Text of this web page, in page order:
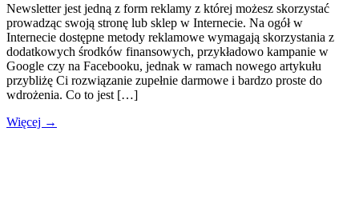
Newsletter jest jedną z form reklamy z której możesz skorzystać
prowadząc swoją stronę lub sklep w Internecie. Na ogół w
Internecie dostępne metody reklamowe wymagają skorzystania z
dodatkowych środków finansowych, przykładowo kampanie w
Google czy na Facebooku, jednak w ramach nowego artykułu
przybliżę Ci rozwiązanie zupełnie darmowe i bardzo proste do
wdrożenia. Co to jest […]
Więcej →